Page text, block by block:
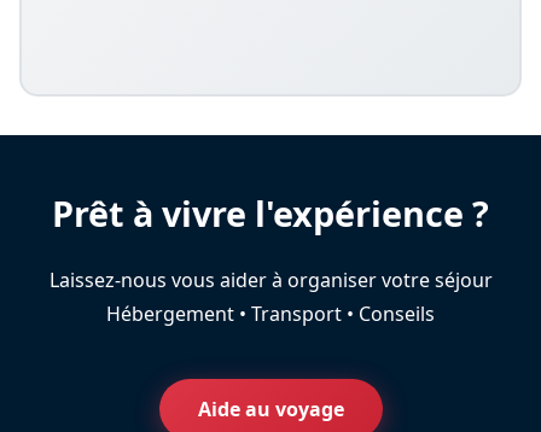
Prêt à vivre l'expérience ?
Laissez-nous vous aider à organiser votre séjour
Hébergement • Transport • Conseils
Aide au voyage